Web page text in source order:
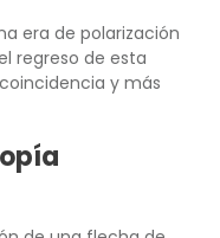
era de polarización
regreso de esta
y más